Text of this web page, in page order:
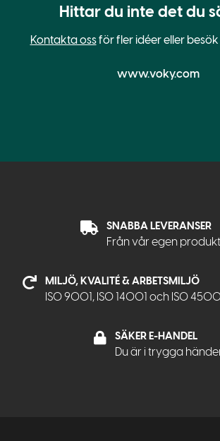
Hittar du inte det du
Kontakta ossför fler idéer eller
www.voky.com
SNABBA LEVERANSER
Från vår egen
MILJÖ, KVALITÉ & ARBETSMILJÖ
ISO 9001, ISO 14001 och ISO
SÄKER E-HANDEL
Du är i trygga